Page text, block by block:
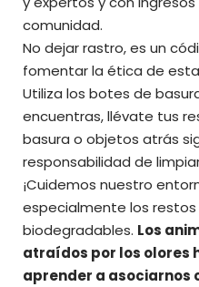
comunidad.
No dejar rastro, es un
fomentar la ética de
Utiliza los botes de
encuentras, llévate tus
basura o objetos atrás
responsabilidad de
¡Cuidemos nuestro
especialmente los
biodegradables. Los
atraídos por los olores
aprender a asociarnos